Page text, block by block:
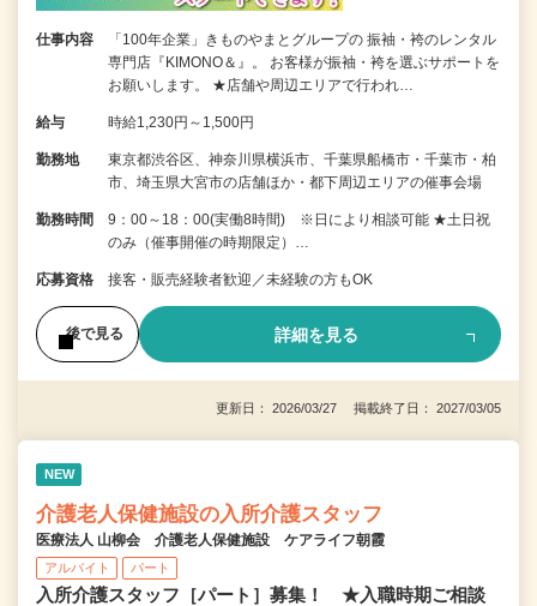
仕事内容
「100年企業」きものやまとグループの 振袖・袴のレンタル
専門店『KIMONO＆』。 お客様が振袖・袴を選ぶサポートを
お願いします。 ★店舗や周辺エリアで行われ…
給与 時給1,230円～1,500円
勤務地
東京都渋谷区、神奈川県横浜市、千葉県船橋市・千葉市・柏
市、埼玉県大宮市の店舗ほか・都下周辺エリアの催事会場
勤務時間
9：00～18：00(実働8時間) ※日により相談可能 ★土日祝
のみ（催事開催の時期限定）…
応募資格 接客・販売経験者歓迎／未経験の方もOK
後で見る 詳細を見る
更新日： 2026/03/27 掲載終了日： 2027/03/05
NEW
介護老人保健施設の入所介護スタッフ
医療法人 山柳会 介護老人保健施設 ケアライフ朝霞
アルバイト パート
入所介護スタッフ［パート］募集！ ★入職時期ご相談